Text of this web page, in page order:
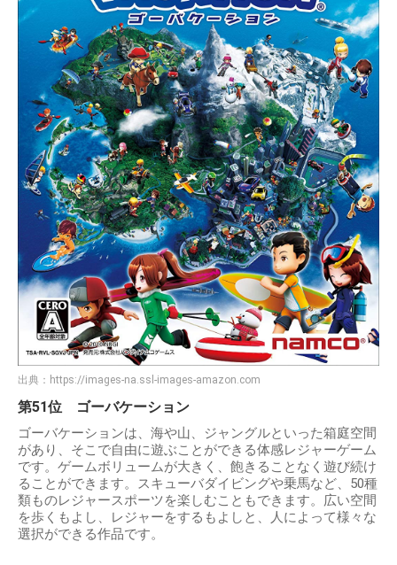
出典： https://images-na.ssl-images-amazon.com
第51位 ゴーバケーション
ゴーバケーションは、海や山、ジャングルといった箱庭空間
があり、そこで自由に遊ぶことができる体感レジャーゲーム
です。ゲームボリュームが大きく、飽きることなく遊び続け
ることができます。スキューバダイビングや乗馬など、50種
類ものレジャースポーツを楽しむこともできます。広い空間
を歩くもよし、レジャーをするもよしと、人によって様々な
選択ができる作品です。